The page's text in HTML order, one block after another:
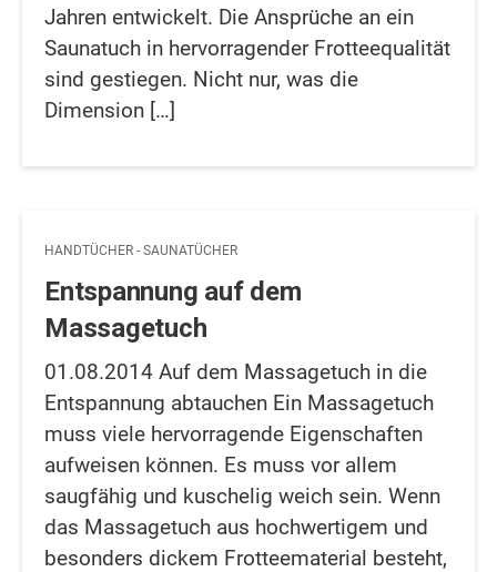
Jahren entwickelt. Die Ansprüche an ein
Saunatuch in hervorragender Frotteequalität
sind gestiegen. Nicht nur, was die
Dimension […]
HANDTÜCHER - SAUNATÜCHER
Entspannung auf dem
Massagetuch
01.08.2014 Auf dem Massagetuch in die
Entspannung abtauchen Ein Massagetuch
muss viele hervorragende Eigenschaften
aufweisen können. Es muss vor allem
saugfähig und kuschelig weich sein. Wenn
das Massagetuch aus hochwertigem und
besonders dickem Frotteematerial besteht,